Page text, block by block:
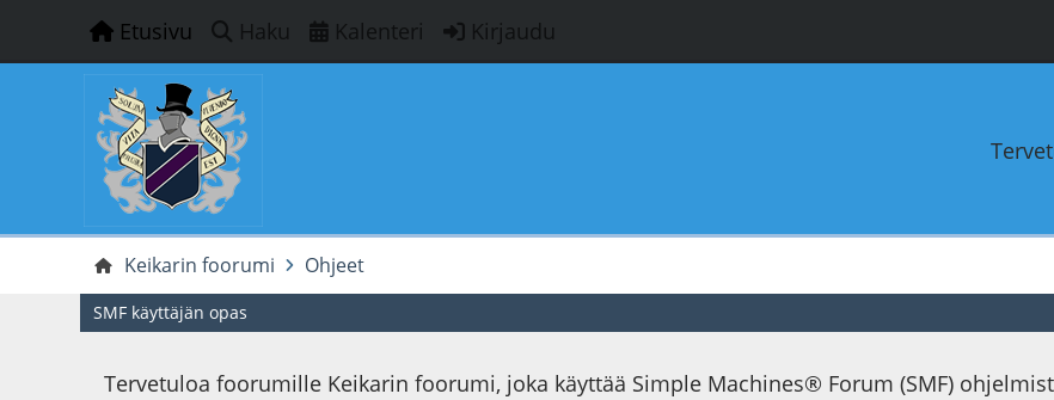
Etusivu Haku Kalenteri Kirjaudu
Keikarin foorumi Ohjeet
SMF käyttäjän opas
Tervetuloa foorumille Keikarin foorumi, joka käyttää Simple Machines® Forum (SMF)